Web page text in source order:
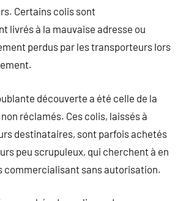
Certains colis sont
livrés à la mauvaise adresse ou
perdus par les transporteurs lors
découverte a été celle de la
réclamés. Ces colis, laissés à
destinataires, sont parfois achetés
peu scrupuleux, qui cherchent à en
commercialisant sans autorisation.